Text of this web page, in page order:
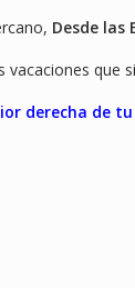
Desde las
que
derecha de